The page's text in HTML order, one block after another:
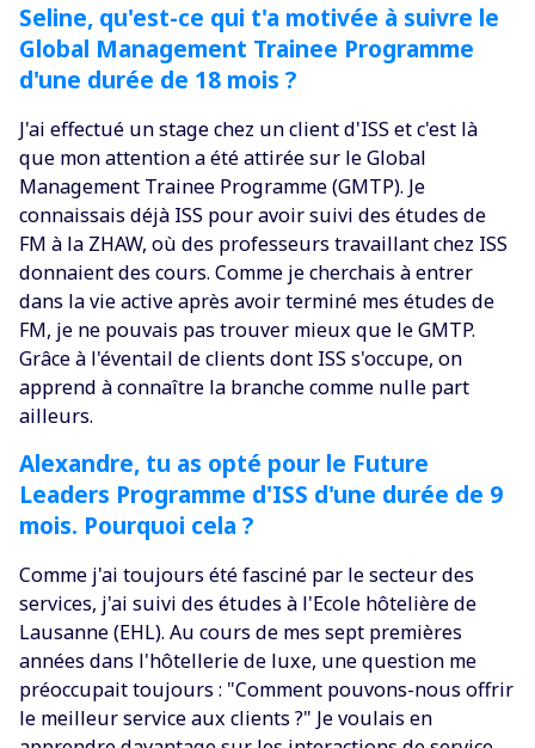
Seline, qu'est-ce qui t'a motivée à suivre le
Global Management Trainee Programme
d'une durée de 18 mois ?
J'ai effectué un stage chez un client d'ISS et c'est là
que mon attention a été attirée sur le Global
Management Trainee Programme (GMTP). Je
connaissais déjà ISS pour avoir suivi des études de
FM à la ZHAW, où des professeurs travaillant chez ISS
donnaient des cours. Comme je cherchais à entrer
dans la vie active après avoir terminé mes études de
FM, je ne pouvais pas trouver mieux que le GMTP.
Grâce à l'éventail de clients dont ISS s'occupe, on
apprend à connaître la branche comme nulle part
ailleurs.
Alexandre, tu as opté pour le Future
Leaders Programme d'ISS d'une durée de 9
mois. Pourquoi cela ?
Comme j'ai toujours été fasciné par le secteur des
services, j'ai suivi des études à l'Ecole hôtelière de
Lausanne (EHL). Au cours de mes sept premières
années dans l'hôtellerie de luxe, une question me
préoccupait toujours : "Comment pouvons-nous offrir
le meilleur service aux clients ?" Je voulais en